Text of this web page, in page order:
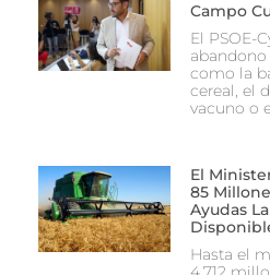
Campo
El PSOE-
como la
cereal, el
vacuno o
El
85
Ayudas
Hasta el